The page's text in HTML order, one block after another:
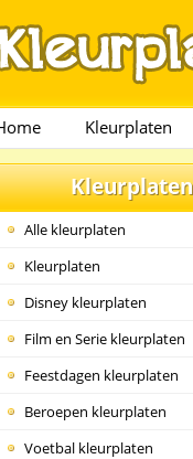
Kleurplaten
Kleurplaten
Alle kleurplaten
Kleurplaten
Disney kleurplaten
Film en Serie kleurplaten
Feestdagen kleurplaten
Beroepen kleurplaten
Voetbal kleurplaten